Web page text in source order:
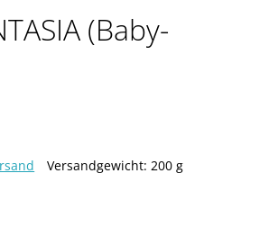
(Baby-
69,00 €
Versandgewicht: 200 g